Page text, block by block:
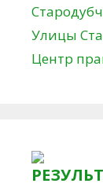
Улицы
Центр